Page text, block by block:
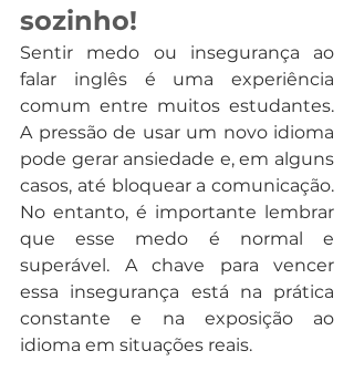
sozinho!
Sentir medo ou insegurança ao
falar inglês é uma experiência
comum entre muitos estudantes.
A pressão de usar um novo idioma
pode gerar ansiedade e, em alguns
casos, até bloquear a comunicação.
No entanto, é importante lembrar
que esse medo é normal e
superável. A chave para vencer
essa insegurança está na prática
constante e na exposição ao
idioma em situações reais.